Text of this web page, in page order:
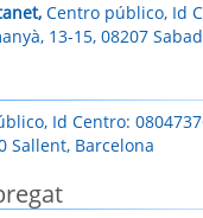
Centro público, Id
13-15, 08207
Id Centro:
Sallent, Barcelona